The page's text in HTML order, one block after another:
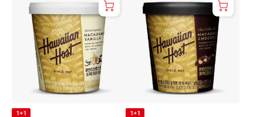
1+1 1+1